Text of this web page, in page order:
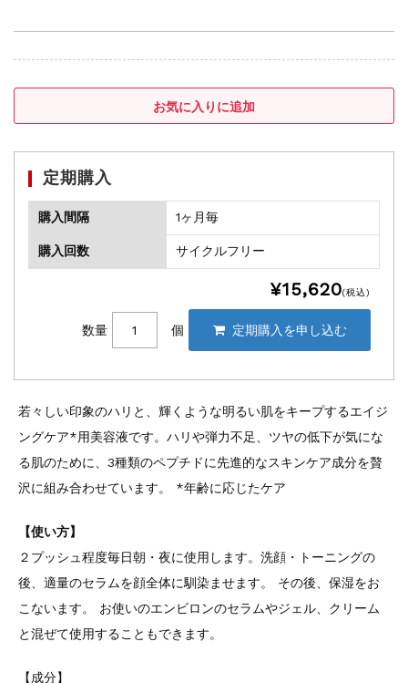
定期購入
購入間隔 1ヶ月毎
購入回数 サイクルフリー
¥15,620(税込)
数量 個
若々しい印象のハリと、輝くような明るい肌をキープするエイジ
ングケア*用美容液です。ハリや弾力不足、ツヤの低下が気にな
る肌のために、3種類のペプチドに先進的なスキンケア成分を贅
沢に組み合わせています。 *年齢に応じたケア
【使い方】
２プッシュ程度毎日朝・夜に使用します。洗顔・トーニングの
後、適量のセラムを顔全体に馴染ませます。 その後、保湿をお
こないます。 お使いのエンビロンのセラムやジェル、クリーム
と混ぜて使用することもできます。
【成分】